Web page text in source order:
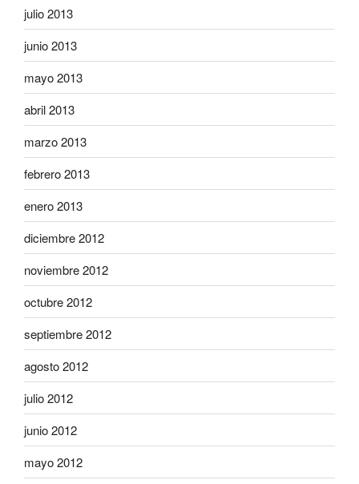
julio 2013
junio 2013
mayo 2013
abril 2013
marzo 2013
febrero 2013
enero 2013
diciembre 2012
noviembre 2012
octubre 2012
septiembre 2012
agosto 2012
julio 2012
junio 2012
mayo 2012